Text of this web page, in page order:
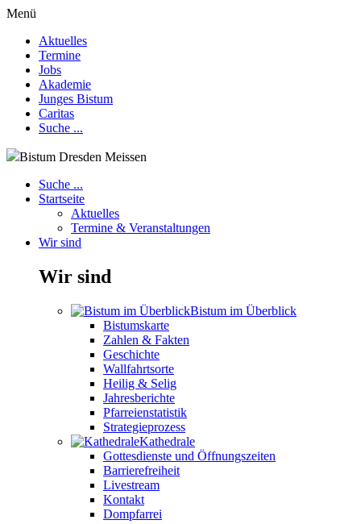
Menü
Aktuelles
Termine
Jobs
Akademie
Junges Bistum
Caritas
Suche ...
Bistum Dresden Meissen
Suche ...
Startseite
Aktuelles
Termine & Veranstaltungen
Wir sind
Wir sind
Bistum im Überblick
Bistumskarte
Zahlen & Fakten
Geschichte
Wallfahrtsorte
Heilig & Selig
Jahresberichte
Pfarreienstatistik
Strategieprozess
Kathedrale
Gottesdienste und Öffnungszeiten
Barrierefreiheit
Livestream
Kontakt
Dompfarrei